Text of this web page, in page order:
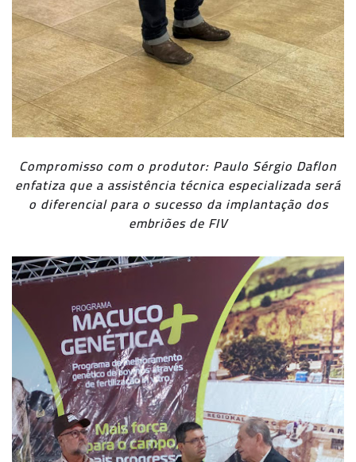
Compromisso com o produtor: Paulo Sérgio Daflon
enfatiza que a assistência técnica especializada será
o diferencial para o sucesso da implantação dos
embriões de FIV